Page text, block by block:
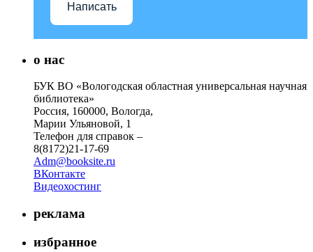
Написать
о нас
БУК ВО «Вологодская областная универсальная научная
библиотека»
Россия, 160000, Вологда,
Марии Ульяновой, 1
Телефон для справок –
8(8172)21-17-69
Adm@booksite.ru
ВКонтакте
Видеохостинг
реклама
избранное